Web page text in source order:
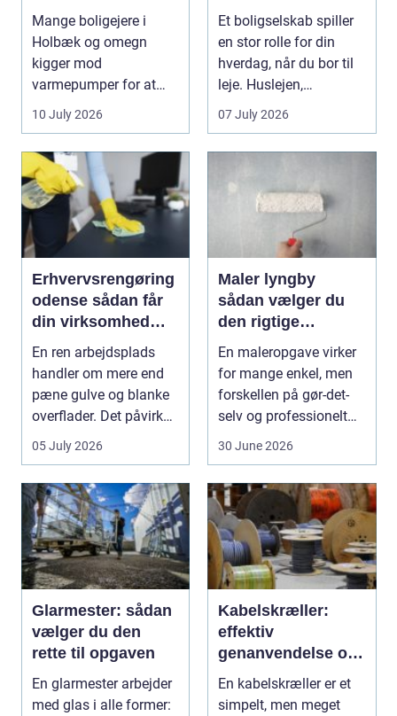
og bedre indeklima
Mange boligejere i
Holbæk og omegn
kigger mod
varmepumper for at
sænke varmeregningen
og få et sunde...
10 July 2026
Et boligselskab spiller
en stor rolle for din
hverdag, når du bor til
leje. Huslejen,
vedligeh...
07 July 2026
Erhvervsrengøring
odense sådan får
din virksomhed
mest værdi for
pengene
En ren arbejdsplads
handler om mere end
pæne gulve og blanke
overflader. Det påvirker
både arbejdsmi...
05 July 2026
Maler lyngby
sådan vælger du
den rigtige
fagmand
En maleropgave virker
for mange enkel, men
forskellen på gør-det-
selv og professionelt
30 June 2026
Glarmester: sådan
vælger du den
rette til opgaven
En glarmester arbejder
med glas i alle former:
Kabelskræller:
effektiv
genanvendelse og
bedre økonomi i
kabelhåndtering
En kabelskræller er et
simpelt, men meget